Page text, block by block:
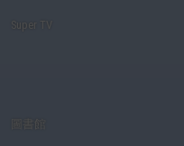
Super TV
圖書館